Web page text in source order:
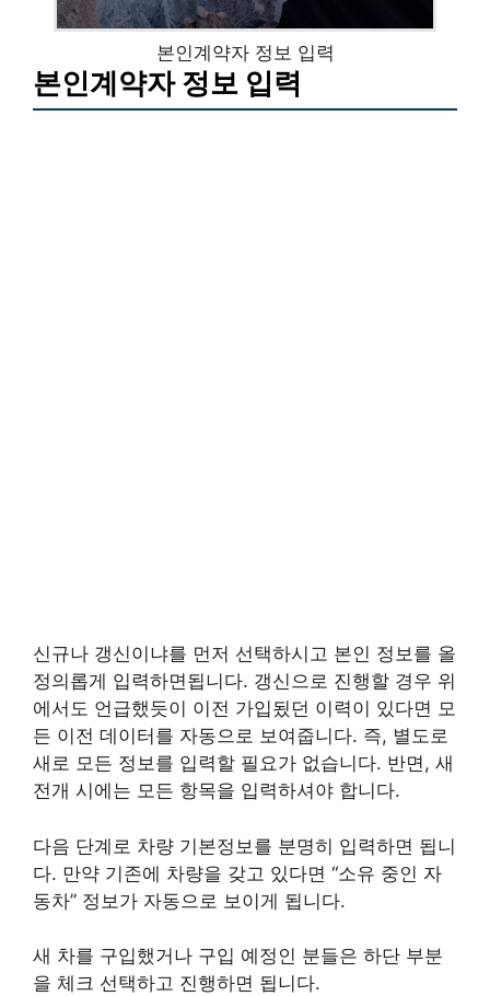
본인계약자 정보 입력
본인계약자 정보 입력
신규나 갱신이냐를 먼저 선택하시고 본인 정보를 올
정의롭게 입력하면됩니다. 갱신으로 진행할 경우 위
에서도 언급했듯이 이전 가입됬던 이력이 있다면 모
든 이전 데이터를 자동으로 보여줍니다. 즉, 별도로
새로 모든 정보를 입력할 필요가 없습니다. 반면, 새
전개 시에는 모든 항목을 입력하셔야 합니다.
다음 단계로 차량 기본정보를 분명히 입력하면 됩니
다. 만약 기존에 차량을 갖고 있다면 “소유 중인 자
동차” 정보가 자동으로 보이게 됩니다.
새 차를 구입했거나 구입 예정인 분들은 하단 부분
을 체크 선택하고 진행하면 됩니다.